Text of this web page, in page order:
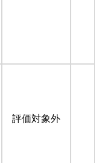
評価対象外